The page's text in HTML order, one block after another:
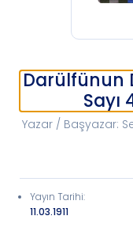
Darülfünun
Sayı
Yazar / Başyazar:
Yayın Tarihi:
11.03.1911